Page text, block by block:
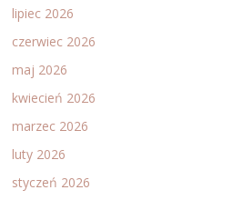
lipiec 2026
czerwiec 2026
maj 2026
kwiecień 2026
marzec 2026
luty 2026
styczeń 2026